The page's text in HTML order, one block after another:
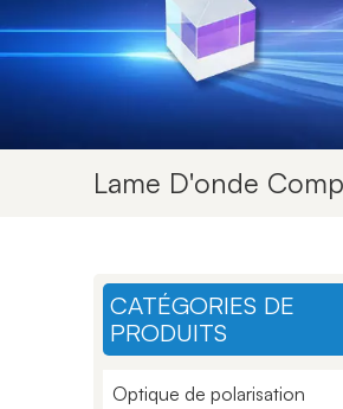
Lame D'onde
CATÉGORIES DE
PRODUITS
Optique de polarisation